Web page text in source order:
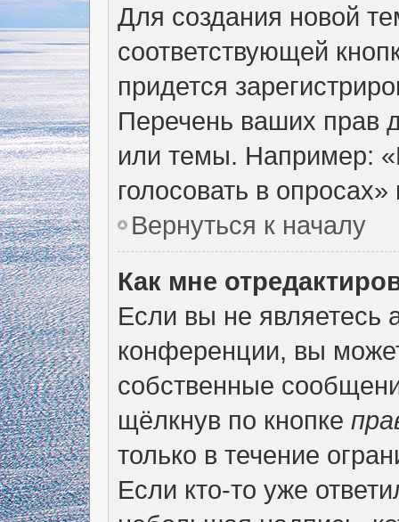
Для создания новой
соответствующей
придется
Перечень ваших прав
или темы. Например:
голосовать в опросах»
Вернуться к началу
Как мне
Если вы не являетесь
конференции, вы
собственные
щёлкнув по кнопке
только в течение
Если кто-то уже